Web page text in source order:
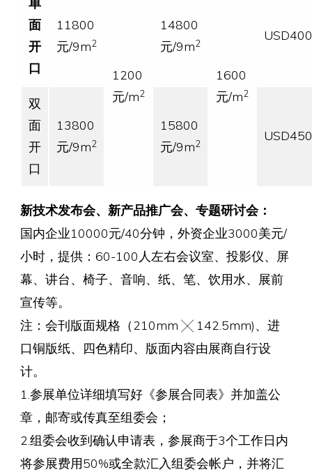
面
开
口
11800
元/9m2
1200
元/m2
14800
元/9m2
1600
元/m2
双
面
开
口
13800
元/9m2
15800
元/9m2
新技术发布会、新产品推广会、专题研讨会：
国内企业10000元/40分钟，外资企业3000美元/
小时，提供：60-100人左右会议室、投影仪、屏
幕、讲台、椅子、音响、纸、笔、饮用水、展前
宣传等。
注：会刊版面规格（210mm ╳ 142.5mm)、进
口铜版纸、四色精印、版面内容由展商自行设
计。
1.参展单位详细填写好《参展合同表》并加盖公
章，邮寄或传真至组委会；
2.组委会收到确认申请表，参展商于3个工作日内
将参展费用50%或全款汇入组委会帐户，并将汇